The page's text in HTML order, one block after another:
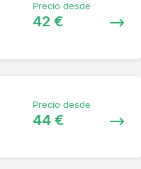
Precio desde
42 €
Precio desde
44 €